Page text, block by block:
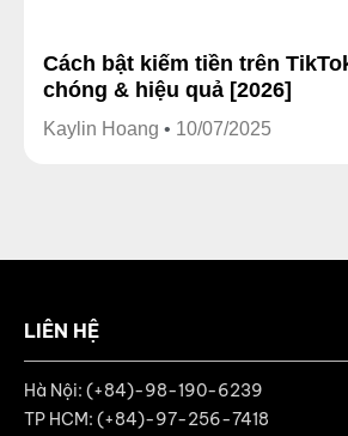
Cách bật kiếm tiền trên
chóng & hiệu quả [2026]
Kaylin Hoang 10/07/2025
LIÊN HỆ
Hà Nội: (+84)-98-190-6239
TP HCM: (+84)-97-256-7418